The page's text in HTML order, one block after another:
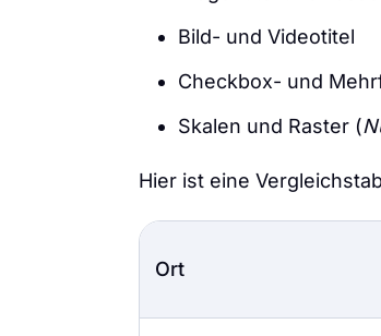
Bild- und Videotitel
Checkbox- und
Skalen und Raster (
Hier ist eine
Ort